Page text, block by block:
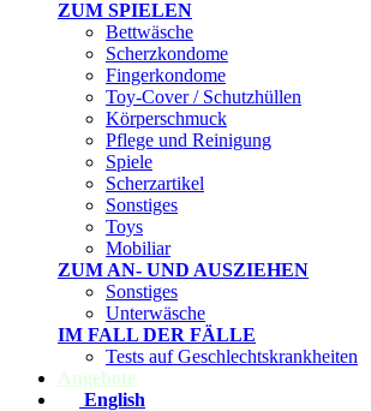
ZUM SPIELEN
Bettwäsche
Scherzkondome
Fingerkondome
Toy-Cover / Schutzhüllen
Körperschmuck
Pflege und Reinigung
Spiele
Scherzartikel
Sonstiges
Toys
Mobiliar
ZUM AN- UND AUSZIEHEN
Sonstiges
Unterwäsche
IM FALL DER FÄLLE
Tests auf Geschlechtskrankheiten
Angebote
English